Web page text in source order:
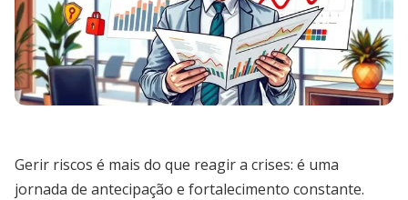
Gerir riscos é mais do que reagir a crises: é uma
jornada de antecipação e fortalecimento constante.